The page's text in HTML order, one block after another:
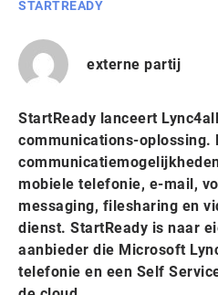
STARTREADY
externe partij
StartReady lanceert
communications-oplossing.
mobiele telefonie, e-mail,
messaging, filesharing en
dienst. StartReady is naar
aanbieder die Microsoft
telefonie en een Self